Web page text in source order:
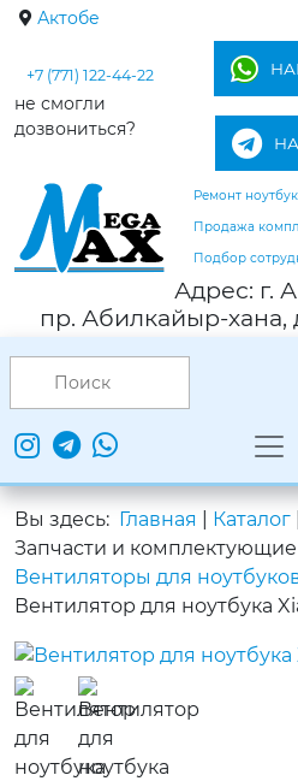
Актобе
+7 (771) 122-44-22
не смогли
дозвониться?
Ремонт
Продажа
Подбор
Адрес: г.
пр. Абилкайыр-хана,
Вы здесь: Главная Каталог
Запчасти и
Вентиляторы для
Вентилятор для ноутбука